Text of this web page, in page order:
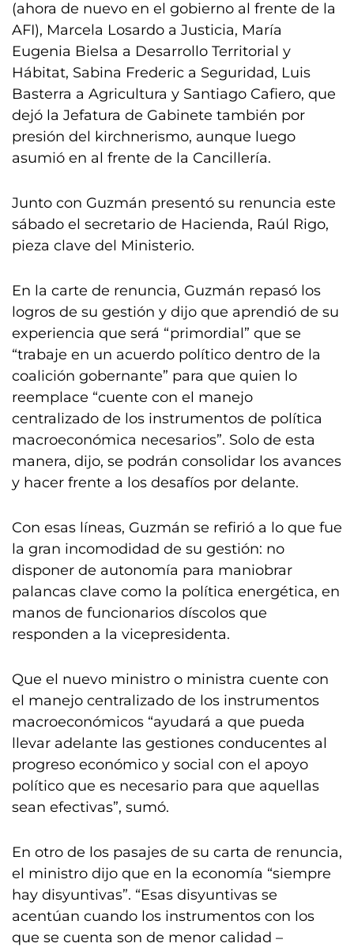
(ahora de nuevo en el gobierno al frente de la
AFI), Marcela Losardo a Justicia, María
Eugenia Bielsa a Desarrollo Territorial y
Hábitat, Sabina Frederic a Seguridad, Luis
Basterra a Agricultura y Santiago Cafiero, que
dejó la Jefatura de Gabinete también por
presión del kirchnerismo, aunque luego
asumió en al frente de la Cancillería.
Junto con Guzmán presentó su renuncia este
sábado el secretario de Hacienda, Raúl Rigo,
pieza clave del Ministerio.
En la carte de renuncia, Guzmán repasó los
logros de su gestión y dijo que aprendió de su
experiencia que será “primordial” que se
“trabaje en un acuerdo político dentro de la
coalición gobernante” para que quien lo
reemplace “cuente con el manejo
centralizado de los instrumentos de política
macroeconómica necesarios”. Solo de esta
manera, dijo, se podrán consolidar los avances
y hacer frente a los desafíos por delante.
Con esas líneas, Guzmán se refirió a lo que fue
la gran incomodidad de su gestión: no
disponer de autonomía para maniobrar
palancas clave como la política energética, en
manos de funcionarios díscolos que
responden a la vicepresidenta.
Que el nuevo ministro o ministra cuente con
el manejo centralizado de los instrumentos
macroeconómicos “ayudará a que pueda
llevar adelante las gestiones conducentes al
progreso económico y social con el apoyo
político que es necesario para que aquellas
sean efectivas”, sumó.
En otro de los pasajes de su carta de renuncia,
el ministro dijo que en la economía “siempre
hay disyuntivas”. “Esas disyuntivas se
acentúan cuando los instrumentos con los
que se cuenta son de menor calidad –